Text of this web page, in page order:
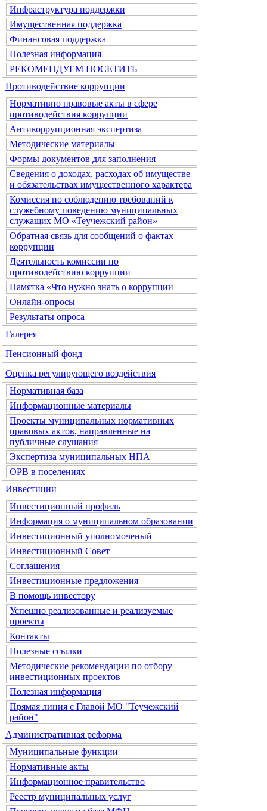
Инфраструктура поддержки
Имущественная поддержка
Финансовая поддержка
Полезная информация
РЕКОМЕНДУЕМ ПОСЕТИТЬ
Противодействие коррупции
Нормативно правовые акты в сфере
противодействия коррупции
Антикоррупционная экспертиза
Методические материалы
Формы документов для заполнения
Сведения о доходах, расходах об имуществе
и обязательствах имущественного характера
Комиссия по соблюдению требований к
служебному поведению муниципальных
служащих МО «Теучежский район»
Обратная связь для сообщений о фактах
коррупции
Деятельность комиссии по
противодействию коррупции
Памятка «Что нужно знать о коррупции
Онлайн-опросы
Результаты опроса
Галерея
Пенсионный фонд
Оценка регулирующего воздействия
Нормативная база
Информационные материалы
Проекты муниципальных нормативных
правовых актов, направленные на
публичные слушания
Экспертиза муниципальных НПА
ОРВ в поселениях
Инвестиции
Инвестиционный профиль
Информация о муниципальном образовании
Инвестиционный уполномоченый
Инвестиционный Совет
Соглашения
Инвестиционные предложения
В помощь инвестору
Успешно реализованные и реализуемые
проекты
Контакты
Полезные ссылки
Методические рекомендации по отбору
инвестиционных проектов
Полезная информация
Прямая линия с Главой МО "Теучежский
район"
Административная реформа
Муниципальные функции
Нормативные акты
Информационное правительство
Реестр муниципальных услуг